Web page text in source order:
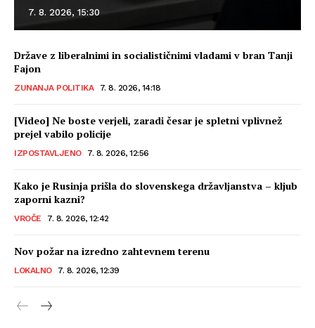
7. 8. 2026, 15:30
Države z liberalnimi in socialističnimi vladami v bran Tanji
Fajon
ZUNANJA POLITIKA 7. 8. 2026, 14:18
[Video] Ne boste verjeli, zaradi česar je spletni vplivnež
prejel vabilo policije
IZPOSTAVLJENO 7. 8. 2026, 12:56
Kako je Rusinja prišla do slovenskega državljanstva – kljub
zaporni kazni?
VROČE 7. 8. 2026, 12:42
Nov požar na izredno zahtevnem terenu
LOKALNO 7. 8. 2026, 12:39